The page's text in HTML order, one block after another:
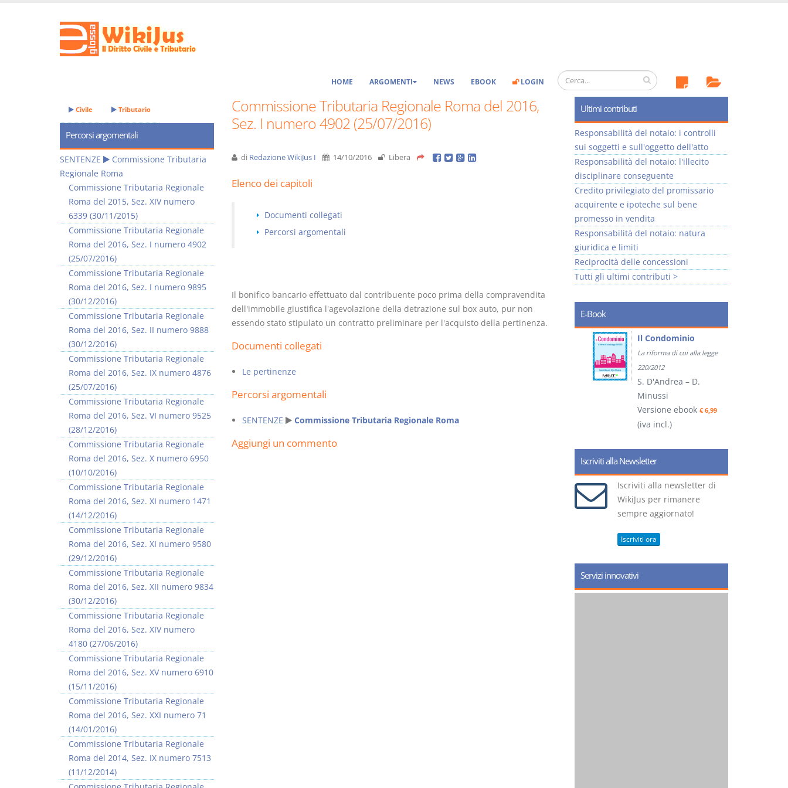
HOME ARGOMENTI NEWS EBOOK LOGIN
Commissione Tributaria Regionale Roma del 2016,
Sez. I numero 4902 (25/07/2016)
di Redazione WikiJus I 14/10/2016 Libera
Elenco dei capitoli
Documenti collegati
Percorsi argomentali
Il bonifico bancario effettuato dal contribuente poco prima della compravendita
dell'immobile giustifica l'agevolazione della detrazione sul box auto, pur non
essendo stato stipulato un contratto preliminare per l'acquisto della pertinenza.
Documenti collegati
Le pertinenze
Percorsi argomentali
SENTENZE Commissione Tributaria Regionale Roma
Aggiungi un commento
Civile Tributario
Percorsi argomentali
SENTENZE
Commissione Tributaria
Regionale Roma
Commissione Tributaria Regionale
Roma del 2015, Sez. XIV numero
6339 (30/11/2015)
Commissione Tributaria Regionale
Roma del 2016, Sez. I numero 4902
(25/07/2016)
Commissione Tributaria Regionale
Roma del 2016, Sez. I numero 9895
(30/12/2016)
Commissione Tributaria Regionale
Roma del 2016, Sez. II numero 9888
(30/12/2016)
Commissione Tributaria Regionale
Roma del 2016, Sez. IX numero 4876
(25/07/2016)
Commissione Tributaria Regionale
Roma del 2016, Sez. VI numero 9525
(28/12/2016)
Commissione Tributaria Regionale
Roma del 2016, Sez. X numero 6950
(10/10/2016)
Commissione Tributaria Regionale
Roma del 2016, Sez. XI numero 1471
(14/12/2016)
Commissione Tributaria Regionale
Roma del 2016, Sez. XI numero 9580
(29/12/2016)
Commissione Tributaria Regionale
Roma del 2016, Sez. XII numero 9834
(30/12/2016)
Commissione Tributaria Regionale
Roma del 2016, Sez. XIV numero
4180 (27/06/2016)
Commissione Tributaria Regionale
Roma del 2016, Sez. XV numero 6910
(15/11/2016)
Commissione Tributaria Regionale
Roma del 2016, Sez. XXI numero 71
(14/01/2016)
Commissione Tributaria Regionale
Roma del 2014, Sez. IX numero 7513
(11/12/2014)
Ultimi contributi
Responsabilità del notaio: i controlli
sui soggetti e sull'oggetto dell'atto
Responsabilità del notaio: l'illecito
disciplinare conseguente
Credito privilegiato del promissario
acquirente e ipoteche sul bene
promesso in vendita
Responsabilità del notaio: natura
giuridica e limiti
Reciprocità delle concessioni
Tutti gli ultimi contributi >
E-Book
decadenza
D. Minussi
(iva incl.) (iva incl.)
Il Condominio
La riforma di cui alla legge
220/2012
S. D'Andrea – D.
Minussi
Versione ebook€ 6,99
(iva incl.)
Iscriviti alla Newsletter
Iscriviti alla newsletter di
WikiJus per rimanere
sempre aggiornato!
Iscriviti ora
Servizi innovativi